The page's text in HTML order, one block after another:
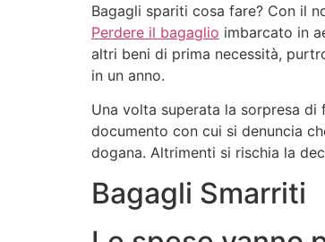
Bagagli spariti cosa fare? Con il
Perdere il bagaglio imbarcato in
altri beni di prima necessità,
in un anno.
Una volta superata la sorpresa
documento con cui si denuncia
dogana. Altrimenti si rischia la
Bagagli Smarriti